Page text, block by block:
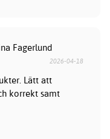
Fagerlund
2026-04-18
Lätt att
korrekt samt